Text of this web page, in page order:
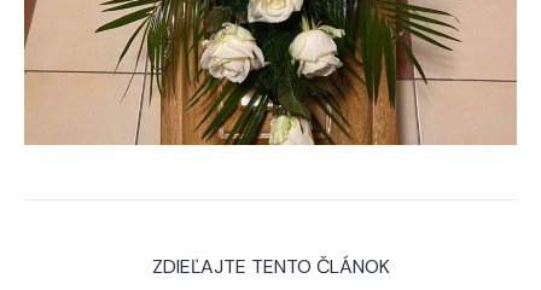
ZDIEĽAJTE TENTO ČLÁNOK